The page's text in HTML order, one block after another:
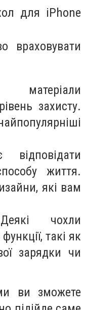
для iPhone
враховувати
захисту.
життя.
які вам
чохли
такі як
зарядки чи
ви зможете